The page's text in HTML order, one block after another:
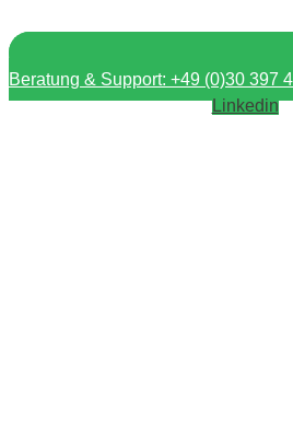
Beratung & Support: +49 (0)30 397
Linkedin